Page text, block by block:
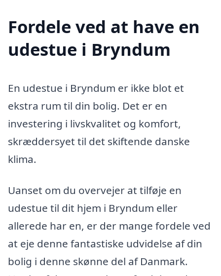
Fordele ved at have en
udestue i Bryndum
En udestue i Bryndum er ikke blot et
ekstra rum til din bolig. Det er en
investering i livskvalitet og komfort,
skræddersyet til det skiftende danske
klima.
Uanset om du overvejer at tilføje en
udestue til dit hjem i Bryndum eller
allerede har en, er der mange fordele ved
at eje denne fantastiske udvidelse af din
bolig i denne skønne del af Danmark.